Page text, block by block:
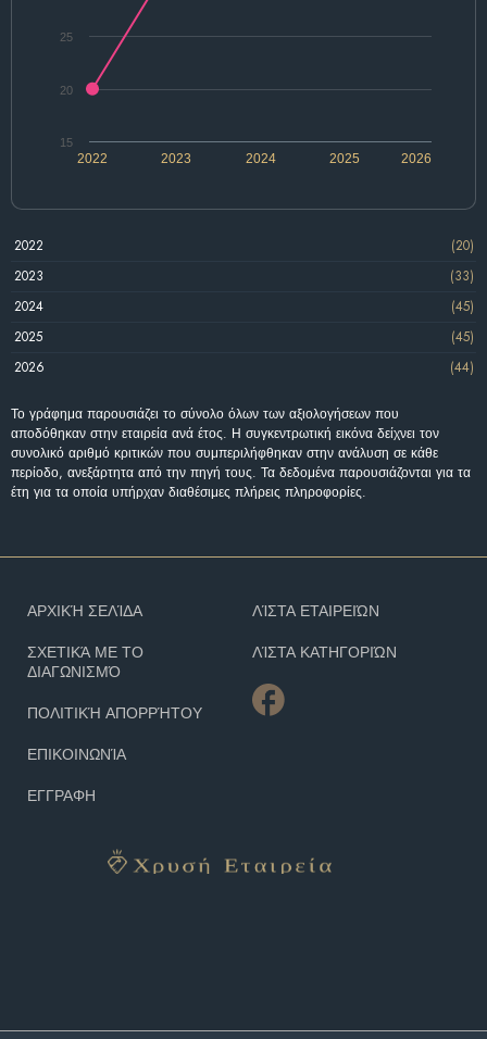
2025
2022 2023 2024 2026
15
20
25
2022
(20)
2023
(33)
2024
(45)
2025
(45)
2026
(44)
Το γράφημα παρουσιάζει το σύνολο όλων των αξιολογήσεων που
αποδόθηκαν στην εταιρεία ανά έτος. Η συγκεντρωτική εικόνα δείχνει τον
συνολικό αριθμό κριτικών που συμπεριλήφθηκαν στην ανάλυση σε κάθε
περίοδο, ανεξάρτητα από την πηγή τους. Τα δεδομένα παρουσιάζονται για τα
έτη για τα οποία υπήρχαν διαθέσιμες πλήρεις πληροφορίες.
ΑΡΧΙΚΉ ΣΕΛΊΔΑ
ΣΧΕΤΙΚΆ ΜΕ ΤΟ
ΔΙΑΓΩΝΙΣΜΌ
ΠΟΛΙΤΙΚΉ ΑΠΟΡΡΉΤΟΥ
ΕΠΙΚΟΙΝΩΝΊΑ
ΕΓΓΡΑΦΗ
ΛΊΣΤΑ ΕΤΑΙΡΕΙΏΝ
ΛΊΣΤΑ ΚΑΤΗΓΟΡΙΏΝ